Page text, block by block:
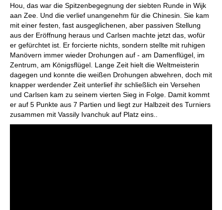
Hou, das war die Spitzenbegegnung der siebten Runde in Wijk
aan Zee. Und die verlief unangenehm für die Chinesin. Sie kam
mit einer festen, fast ausgeglichenen, aber passiven Stellung
aus der Eröffnung heraus und Carlsen machte jetzt das, wofür
er gefürchtet ist. Er forcierte nichts, sondern stellte mit ruhigen
Manövern immer wieder Drohungen auf - am Damenflügel, im
Zentrum, am Königsflügel. Lange Zeit hielt die Weltmeisterin
dagegen und konnte die weißen Drohungen abwehren, doch mit
knapper werdender Zeit unterlief ihr schließlich ein Versehen
und Carlsen kam zu seinem vierten Sieg in Folge. Damit kommt
er auf 5 Punkte aus 7 Partien und liegt zur Halbzeit des Turniers
zusammen mit Vassily Ivanchuk auf Platz eins..